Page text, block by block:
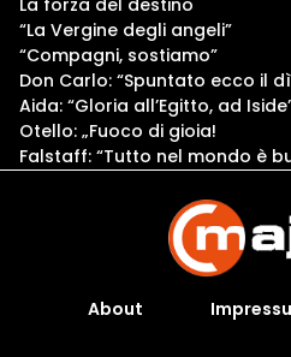
La forza del destino
“La Vergine degli angeli”
“Compagni, sostiamo”
Don Carlo: “Spuntato ecco il
Aida: “Gloria all’Egitto, ad
Otello: „Fuoco di gioia!
Falstaff: “Tutto nel mondo è
About